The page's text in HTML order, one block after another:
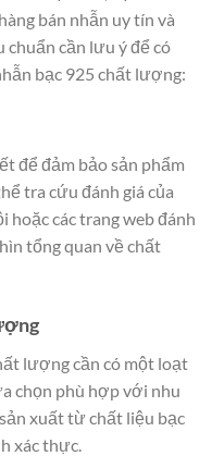
bán nhẫn uy tín và
cần lưu ý để có
bạc 925 chất lượng:
để đảm bảo sản phẩm
tra cứu đánh giá của
hoặc các trang web đánh
tổng quan về chất
lượng cần có một loạt
chọn phù hợp với nhu
xuất từ chất liệu bạc
xác thực.